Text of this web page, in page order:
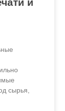
и
сырья,